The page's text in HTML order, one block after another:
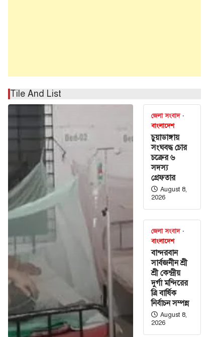
Tile And List
জেলা সংবাদ
বাংলাদেশ
চুয়াডাঙ্গায়
সংঘবদ্ধ চোর
চক্রের ৬
সদস্য
গ্রেফতার
August 8,
2026
জেলা সংবাদ
বাংলাদেশ
বান্দরবান
সার্বজনীন শ্রী
শ্রী কেন্দ্রীয়
দুর্গা মন্দিরের
ত্রি বার্ষিক
নির্বাচন সম্পন্ন
August 8,
2026